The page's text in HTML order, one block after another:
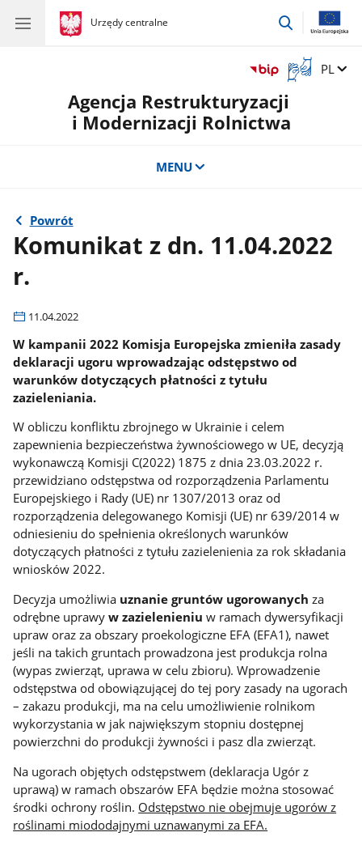
gov.pl
Urzędy centralne
gov.pl
Urzędy
przejdź
Otwórz
okno
z
tłumaczem
Zmień
PL
Agencja Restrukturyzacji
i Modernizacji Rolnictwa
MENU
Powrót
Komunikat z dn. 11.04.2022
r.
11.04.2022
W kampanii 2022 Komisja Europejska zmieniła zasady
deklaracji ugoru wprowadzając odstępstwo od
warunków dotyczących płatności z tytułu
zazieleniania.
W obliczu konfliktu zbrojnego w Ukrainie i celem
zapewnienia bezpieczeństwa żywnościowego w UE, decyzją
wykonawczą Komisji C(2022) 1875 z dnia 23.03.2022 r.
przewidziano odstępstwa od rozporządzenia Parlamentu
Europejskiego i Rady (UE) nr 1307/2013 oraz od
rozporządzenia delegowanego Komisji (UE) nr 639/2014 w
odniesieniu do spełnienia określonych warunków
dotyczących płatności z tytułu zazielenienia za rok składania
wniosków 2022.
Decyzja umożliwia uznanie gruntów ugorowanych za
odrębne uprawyw zazielenieniu w ramach dywersyfikacji
upraw oraz za obszary proekologiczne EFA (EFA1), nawet
jeśli na takich gruntach prowadzona jest produkcja rolna
(wypas zwierząt, uprawa w celu zbioru). Wprowadzenie
odstępstwa od obowiązującej do tej pory zasady na ugorach
– zakazu produkcji, ma na celu umożliwienie rolnikom
wykorzystania w jak największym stopniu dostępnej
powierzchni do produkcji żywności i pasz dla zwierząt.
Na ugorach objętych odstępstwem (deklaracja Ugór z
uprawą) w ramach obszarów EFA będzie można stosować
środki ochrony roślin. Odstępstwo nie obejmuje ugorów z
roślinami miododajnymi uznawanymi za EFA.